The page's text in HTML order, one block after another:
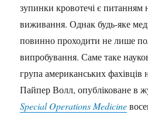
зупинки кровотечі є питанням
виживання. Однак будь-яке
повинно проходити не лише
випробування. Саме таке
група американських фахівців
Пайпер Волл, опубліковане в
Special Operations Medicine